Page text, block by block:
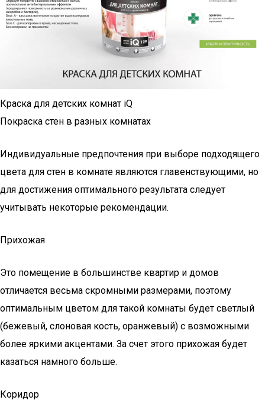
Краска для детских комнат iQ
Покраска стен в разных комнатах
Индивидуальные предпочтения при выборе подходящего
цвета для стен в комнате являются главенствующими, но
для достижения оптимального результата следует
учитывать некоторые рекомендации.
Прихожая
Это помещение в большинстве квартир и домов
отличается весьма скромными размерами, поэтому
оптимальным цветом для такой комнаты будет светлый
(бежевый, слоновая кость, оранжевый) с возможными
более яркими акцентами. За счет этого прихожая будет
казаться намного больше.
Коридор